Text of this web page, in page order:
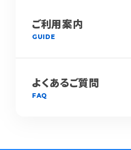
ご利用案内
GUIDE
よくあるご質問
FAQ